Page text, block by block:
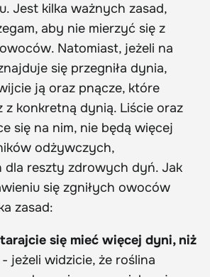
Jest kilka ważnych zasad,
aby nie mierzyć się z
Natomiast, jeżeli na
się przegniła dynia,
ją oraz pnącze, które
z konkretną dynią. Liście oraz
się na nim, nie będą więcej
odżywczych,
dla reszty zdrowych dyń. Jak
się zgniłych owoców
zasad:
się mieć więcej dyni, niż
- jeżeli widzicie, że roślina